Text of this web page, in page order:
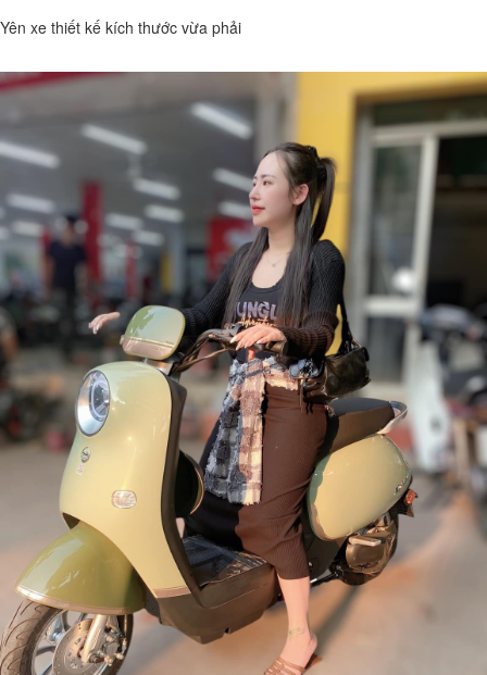
Yên xe thiết kế kích thước vừa phải